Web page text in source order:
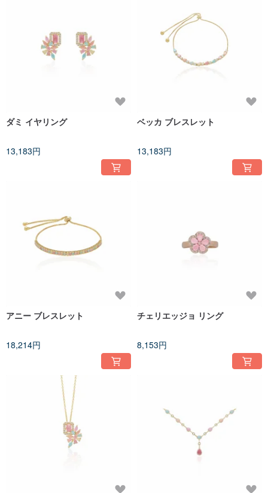
ダミ イヤリング
13,183円
ベッカ ブレスレット
13,183円
アニー ブレスレット
18,214円
チェリエッジョ リング
8,153円